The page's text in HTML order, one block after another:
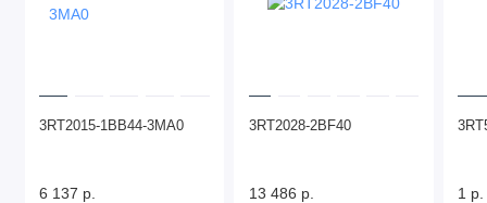
3RT2015-1BB44-3MA0
6 137 р.
3RT2028-2BF40
13 486 р. 1 р.